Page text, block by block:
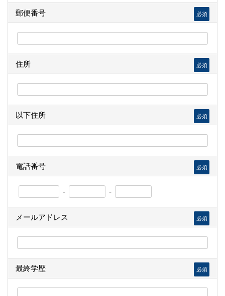
郵便番号 必須
住所 必須
以下住所 必須
電話番号 必須
- -
メールアドレス 必須
最終学歴 必須